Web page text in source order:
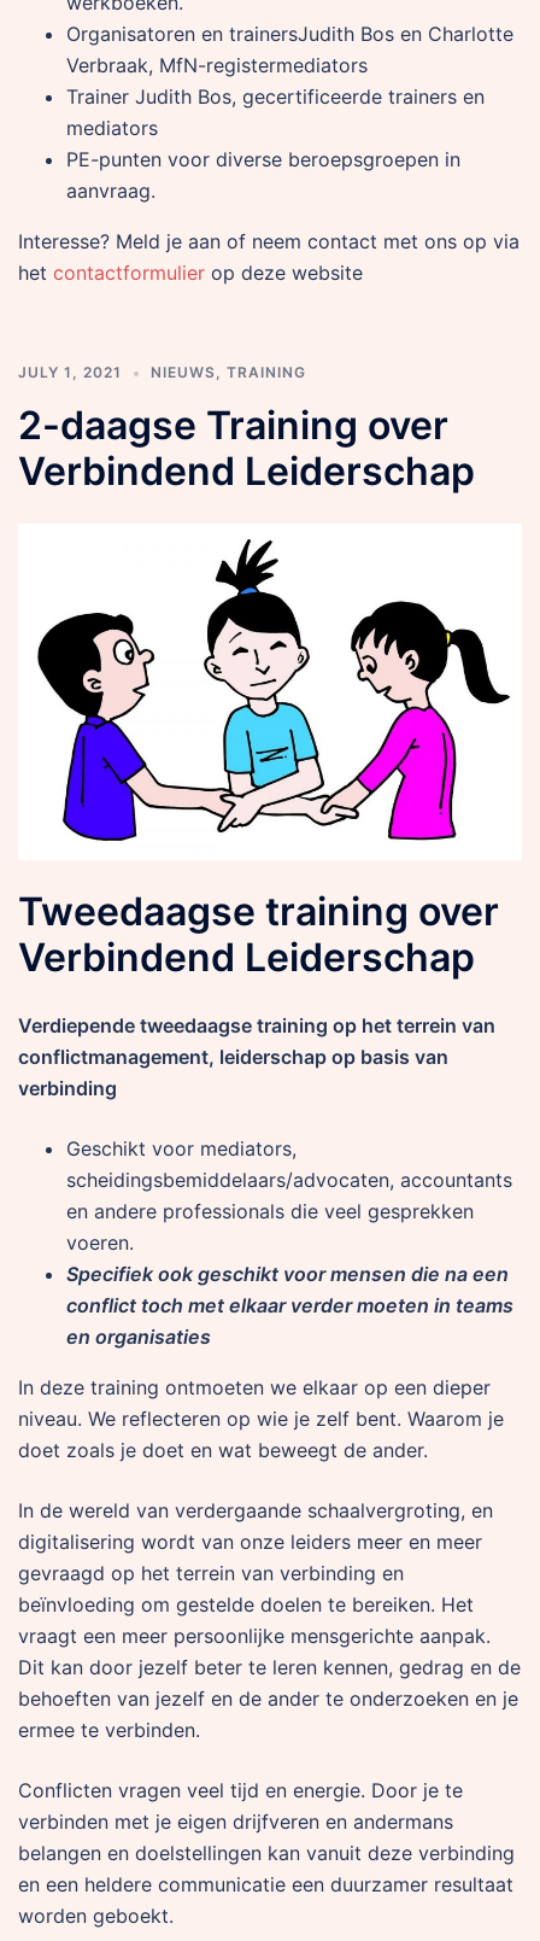
Organisatoren en trainersJudith Bos en Charlotte
Verbraak, MfN-registermediators
Trainer Judith Bos, gecertificeerde trainers en
mediators
PE-punten voor diverse beroepsgroepen in
aanvraag.
Interesse? Meld je aan of neem contact met ons op via
het contactformulier op deze website
JULY 1, 2021 NIEUWS, TRAINING
2-daagse Training over
Verbindend Leiderschap
Tweedaagse training over
Verbindend Leiderschap
Verdiepende tweedaagse training op het terrein van
conflictmanagement, leiderschap op basis van
verbinding
Geschikt voor mediators,
scheidingsbemiddelaars/advocaten, accountants
en andere professionals die veel gesprekken
voeren.
Specifiek ook geschikt voor mensen die na een
conflict toch met elkaar verder moeten in teams
en organisaties
In deze training ontmoeten we elkaar op een dieper
niveau. We reflecteren op wie je zelf bent. Waarom je
doet zoals je doet en wat beweegt de ander.
In de wereld van verdergaande schaalvergroting, en
digitalisering wordt van onze leiders meer en meer
gevraagd op het terrein van verbinding en
beïnvloeding om gestelde doelen te bereiken. Het
vraagt een meer persoonlijke mensgerichte aanpak.
Dit kan door jezelf beter te leren kennen, gedrag en de
behoeften van jezelf en de ander te onderzoeken en je
ermee te verbinden.
Conflicten vragen veel tijd en energie. Door je te
verbinden met je eigen drijfveren en andermans
belangen en doelstellingen kan vanuit deze verbinding
en een heldere communicatie een duurzamer resultaat
worden geboekt.